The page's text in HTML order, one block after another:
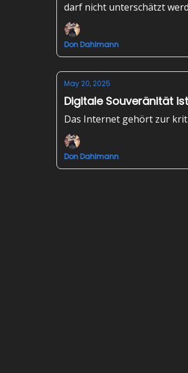
darf nicht unterschätzt
Don Dahlmann
May 20, 2025
Digitale Souveränität
Das Internet gehört zur
Don Dahlmann